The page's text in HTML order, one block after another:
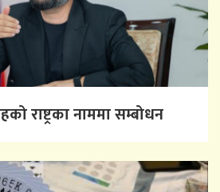
राष्ट्रका नाममा सम्बोधन